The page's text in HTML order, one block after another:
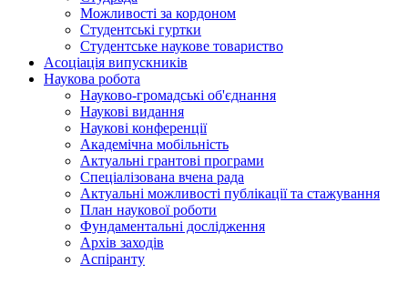
Можливості за кордоном
Студентські гуртки
Студентське наукове товариство
Асоціація випускників
Наукова робота
Науково-громадські об'єднання
Наукові видання
Наукові конференції
Академічна мобільність
Актуальні грантові програми
Спеціалізована вчена рада
Актуальні можливості публікації та стажування
План наукової роботи
Фундаментальні дослідження
Архів заходів
Аспіранту